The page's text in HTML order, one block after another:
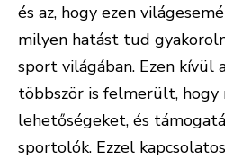
és az, hogy ezen
milyen hatást tud
sport világában. Ezen kívül
többször is felmerült, hogy
lehetőségeket, és
sportolók. Ezzel